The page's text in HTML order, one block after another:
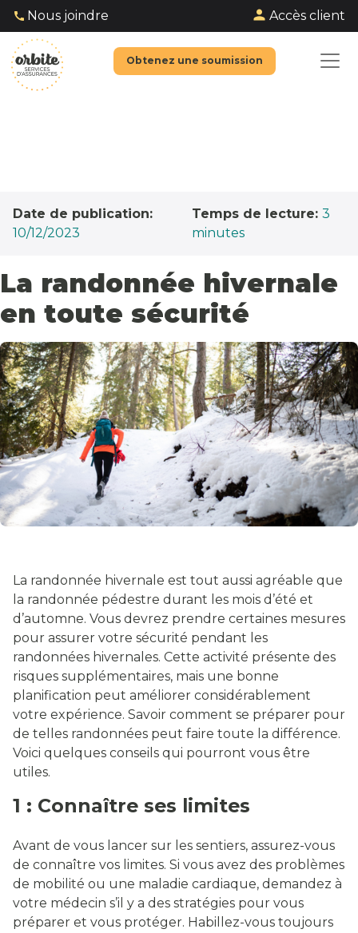
Nous joindre Accès client
Obtenez une soumission
Date de publication:
10/12/2023
Temps de lecture: 3
minutes
La randonnée hivernale
en toute sécurité
La randonnée hivernale est tout aussi agréable que
la randonnée pédestre durant les mois d’été et
d’automne. Vous devrez prendre certaines mesures
pour assurer votre sécurité pendant les
randonnées hivernales. Cette activité présente des
risques supplémentaires, mais une bonne
planification peut améliorer considérablement
votre expérience. Savoir comment se préparer pour
de telles randonnées peut faire toute la différence.
Voici quelques conseils qui pourront vous être
utiles.
1 : Connaître ses limites
Avant de vous lancer sur les sentiers, assurez-vous
de connaître vos limites. Si vous avez des problèmes
de mobilité ou une maladie cardiaque, demandez à
votre médecin s’il y a des stratégies pour vous
préparer et vous protéger. Habillez-vous toujours